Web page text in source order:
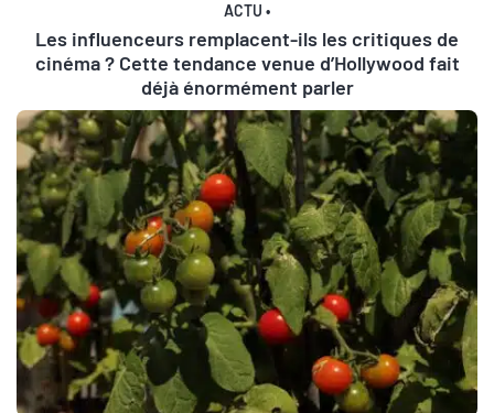
ACTU •
Les influenceurs remplacent-ils les critiques de
cinéma ? Cette tendance venue d’Hollywood fait
déjà énormément parler